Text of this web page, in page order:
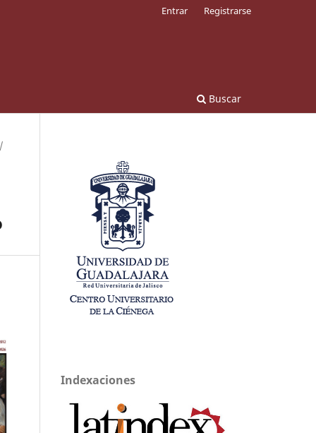
Buscar
Entrar Registrarse
/
Indexaciones